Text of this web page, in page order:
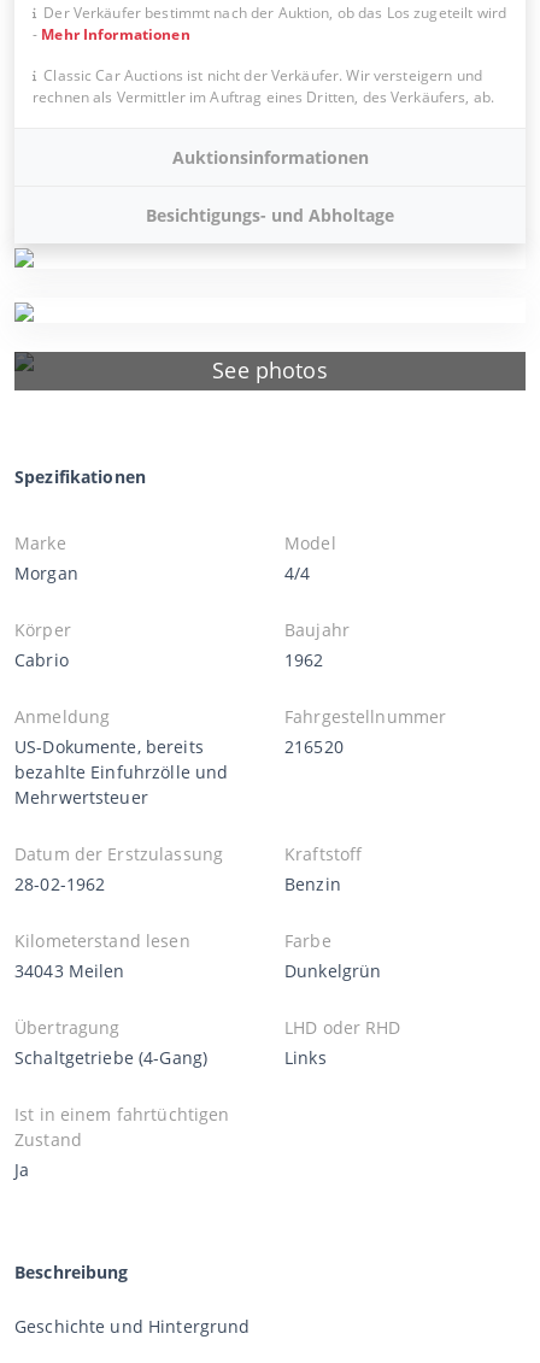
See photos
Der Verkäufer bestimmt nach der Auktion, ob das Los zugeteilt wird
- Mehr Informationen
Classic Car Auctions ist nicht der Verkäufer. Wir versteigern und
rechnen als Vermittler im Auftrag eines Dritten, des Verkäufers, ab.
Auktionsinformationen
Besichtigungs- und Abholtage
Spezifikationen
Marke
Morgan
Model
4/4
Körper
Cabrio
Baujahr
1962
Anmeldung
US-Dokumente, bereits
bezahlte Einfuhrzölle und
Mehrwertsteuer
Fahrgestellnummer
216520
Datum der Erstzulassung
28-02-1962
Kraftstoff
Benzin
Kilometerstand lesen
34043 Meilen
Farbe
Dunkelgrün
Übertragung
Schaltgetriebe (4-Gang)
LHD oder RHD
Links
Ist in einem fahrtüchtigen
Zustand
Ja
Beschreibung
Geschichte und Hintergrund